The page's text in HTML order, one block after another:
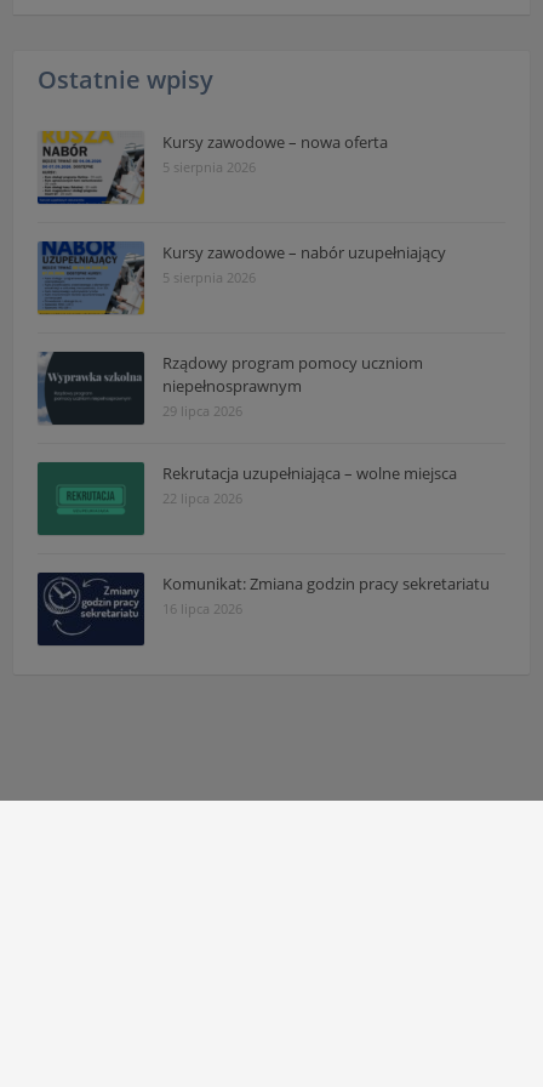
Ostatnie wpisy
Kursy zawodowe – nowa oferta
5 sierpnia 2026
Kursy zawodowe – nabór uzupełniający
5 sierpnia 2026
Rządowy program pomocy uczniom
niepełnosprawnym
29 lipca 2026
Rekrutacja uzupełniająca – wolne miejsca
22 lipca 2026
Komunikat: Zmiana godzin pracy sekretariatu
16 lipca 2026